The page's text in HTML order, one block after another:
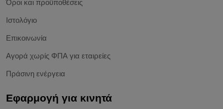
Όροι και προϋποθέσεις
Ιστολόγιο
Επικοινωνία
Αγορά χωρίς ΦΠΑ για εταιρείες
Πράσινη ενέργεια
Εφαρμογή για κινητά